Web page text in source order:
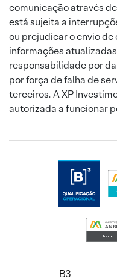
comunicação através
está sujeita a
ou prejudicar o envio
informações
responsabilidade por
por força de falha de
terceiros. A XP
autorizada a funcionar
B3